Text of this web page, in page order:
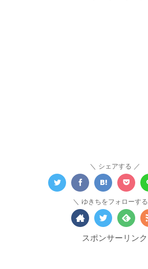
シェアする
ゆきちをフォローする
スポンサーリンク